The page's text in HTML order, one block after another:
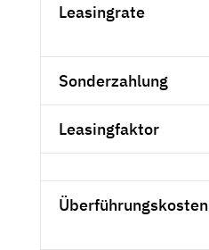
Leasingrate
Sonderzahlung
Leasingfaktor
Überführungskosten